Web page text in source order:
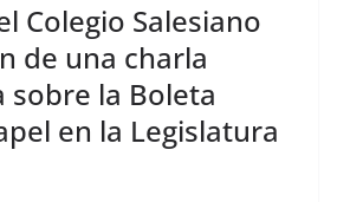
Colegio Salesiano
de una charla
la Boleta
en la Legislatura